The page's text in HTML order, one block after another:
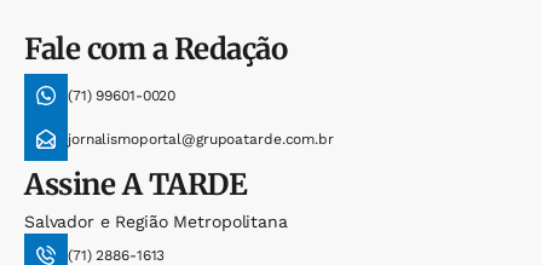
Fale com a Redação
(71) 99601-0020
jornalismoportal@grupoatarde.com.br
AssineA TARDE
Salvador e Região Metropolitana
(71) 2886-1613